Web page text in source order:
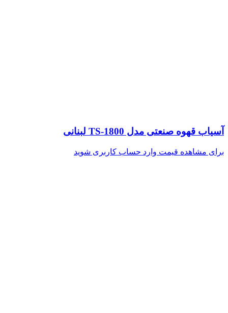
آسیاب قهوه صنعتی مدل TS-1800 لبنانی
برای مشاهده قیمت وارد حساب کاربری شوید